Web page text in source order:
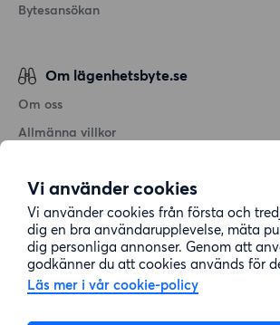
Vi använder cookies
Vi använder cookies från första och
dig en bra användarupplevelse, mäta
dig personliga annonser. Genom att
godkänner du att cookies används för
Läs mer i vår cookie-policy
Bytesansökan
Om lägenhetsbyte.se
Om oss
Allmänna villkor
Cookiepolicy
Sitemap
Kundtjänst